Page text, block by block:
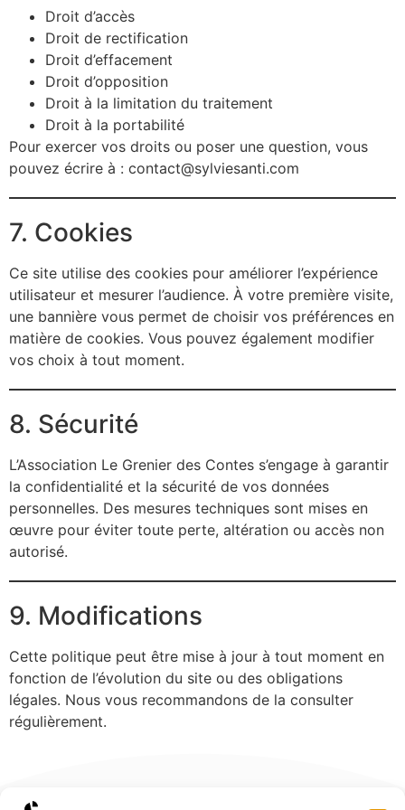
Droit d’accès
Droit de rectification
Droit d’effacement
Droit d’opposition
Droit à la limitation du traitement
Droit à la portabilité
Pour exercer vos droits ou poser une question, vous
pouvez écrire à : contact@sylviesanti.com
7. Cookies
Ce site utilise des cookies pour améliorer l’expérience
utilisateur et mesurer l’audience. À votre première visite,
une bannière vous permet de choisir vos préférences en
matière de cookies. Vous pouvez également modifier
vos choix à tout moment.
8. Sécurité
L’Association Le Grenier des Contes s’engage à garantir
la confidentialité et la sécurité de vos données
personnelles. Des mesures techniques sont mises en
œuvre pour éviter toute perte, altération ou accès non
autorisé.
9. Modifications
Cette politique peut être mise à jour à tout moment en
fonction de l’évolution du site ou des obligations
légales. Nous vous recommandons de la consulter
régulièrement.